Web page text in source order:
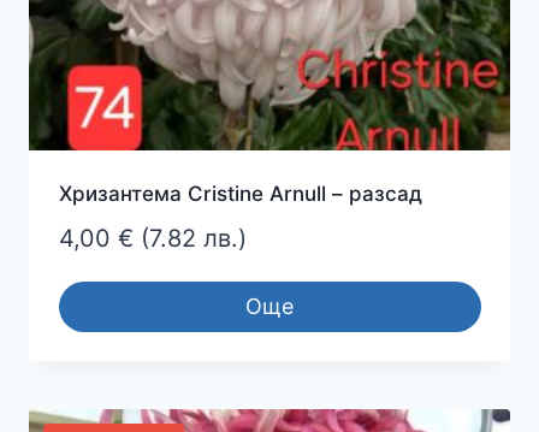
Хризантема Cristine Arnull – разсад
4,00 € (7.82 лв.)
Още